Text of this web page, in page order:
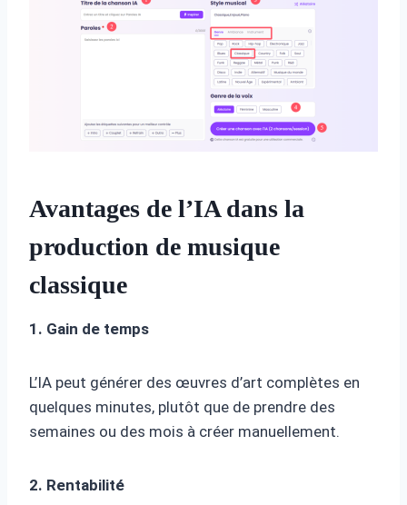
Avantages de l’IA dans la
production de musique
classique
1. Gain de temps
L’IA peut générer des œuvres d’art complètes en
quelques minutes, plutôt que de prendre des
semaines ou des mois à créer manuellement.
2. Rentabilité